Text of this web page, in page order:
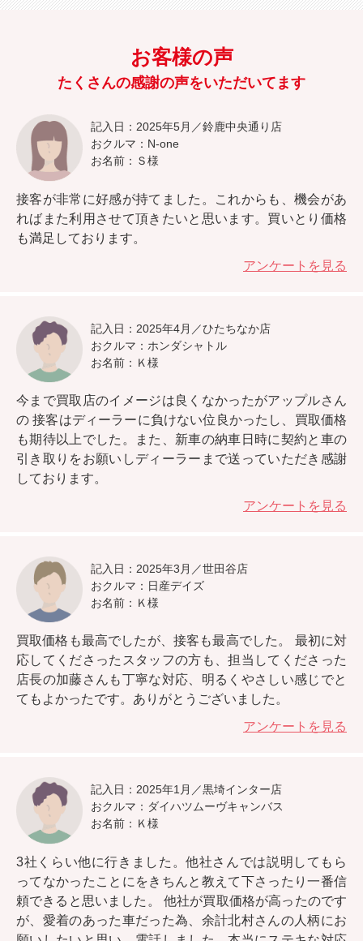
お客様の声
たくさんの感謝の声をいただいてます
記入日：2025年5月／鈴鹿中央通り店
おクルマ：N-one
お名前：Ｓ様
接客が非常に好感が持てました。これからも、機会があ
ればまた利用させて頂きたいと思います。 買いとり価格
も満足しております。
アンケートを見る
記入日：2025年4月／ひたちなか店
おクルマ：ホンダシャトル
お名前：Ｋ様
今まで買取店のイメージは良くなかったがアップルさん
の接客はディーラーに負けない位良かったし、買取価格
も期待以上 でした。また、新車の納車日時に契約と車の
引き取りをお願いしディーラーまで送っていただき感謝
しております。
アンケートを見る
記入日：2025年3月／世田谷店
おクルマ：日産デイズ
お名前：Ｋ様
買取価格も最高でしたが、接客も最高でした。 最初に対
応してくださったスタッフの方も、担当してくださった
店長の加藤さんも丁寧な対応、明るくやさしい感じでと
てもよかったです。ありがとうございました。
アンケートを見る
記入日：2025年1月／黒埼インター店
おクルマ：ダイハツムーヴキャンバス
お名前：Ｋ様
3社くらい他に行きました。他社さんでは説明してもら
ってなかったことにをきちんと教えて下さったり一番信
頼できると思いました。 他社が買取価格が高ったのです
が、愛着のあった車だった為、余計北村さんの人柄にお